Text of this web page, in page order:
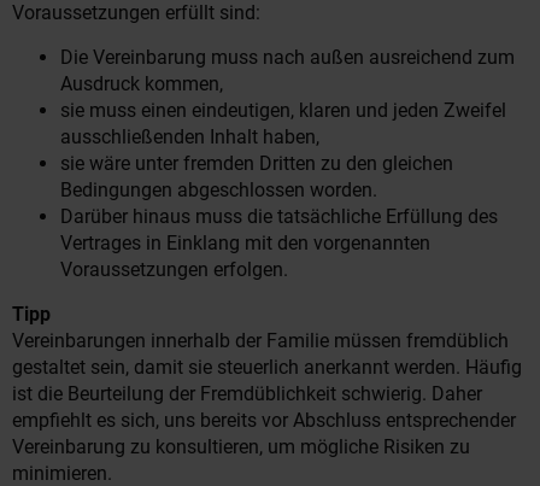
Voraussetzungen erfüllt sind:
Die Vereinbarung muss nach außen ausreichend zum
Ausdruck kommen,
sie muss einen eindeutigen, klaren und jeden Zweifel
ausschließenden Inhalt haben,
sie wäre unter fremden Dritten zu den gleichen
Bedingungen abgeschlossen worden.
Darüber hinaus muss die tatsächliche Erfüllung des
Vertrages in Einklang mit den vorgenannten
Voraussetzungen erfolgen.
Tipp
Vereinbarungen innerhalb der Familie müssen fremdüblich
gestaltet sein, damit sie steuerlich anerkannt werden. Häufig
ist die Beurteilung der Fremdüblichkeit schwierig. Daher
empfiehlt es sich, uns bereits vor Abschluss entsprechender
Vereinbarung zu konsultieren, um mögliche Risiken zu
minimieren.